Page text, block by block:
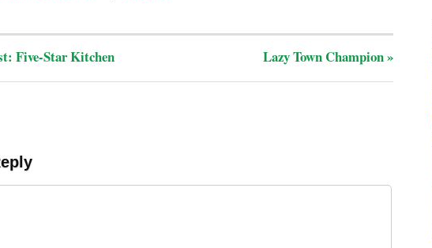
Five-Star Kitchen Lazy Town Champion»